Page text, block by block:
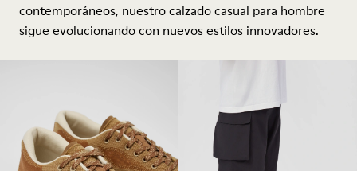
contemporáneos, nuestro calzado casual para hombre
sigue evolucionando con nuevos estilos innovadores.